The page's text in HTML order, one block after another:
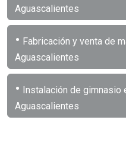
Aguascalientes
• Fabricación y venta de
Aguascalientes
• Instalación de gimnasio
Aguascalientes